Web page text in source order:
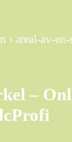
› areal-av-
–